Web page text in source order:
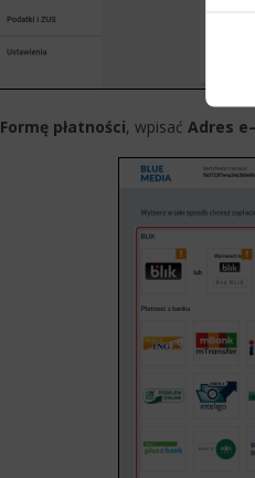
Formę płatności, wpisać Adres